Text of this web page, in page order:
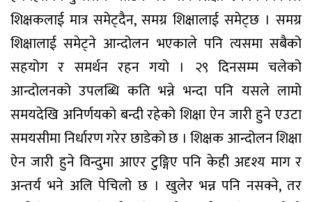
शिक्षकलाई मात्र समेट्दैन, समग्र शिक्षालाई समेट्छ । समग्र
शिक्षालाई समेट्ने आन्दोलन भएकाले पनि त्यसमा सबैको
सहयोग र समर्थन रहन गयो । २९ दिनसम्म चलेको
आन्दोलनको उपलब्धि कति भन्ने भन्दा पनि यसले लामो
समयदेखि अनिर्णयको बन्दी रहेको शिक्षा ऐन जारी हुने एउटा
समयसीमा निर्धारण गरेर छाडेको छ । शिक्षक आन्दोलन शिक्षा
ऐन जारी हुने विन्दुमा आएर टुङ्गिए पनि केही अदृश्य माग र
अन्तर्य भने अलि पेचिलो छ । खुलेर भन्न पनि नसक्ने, तर